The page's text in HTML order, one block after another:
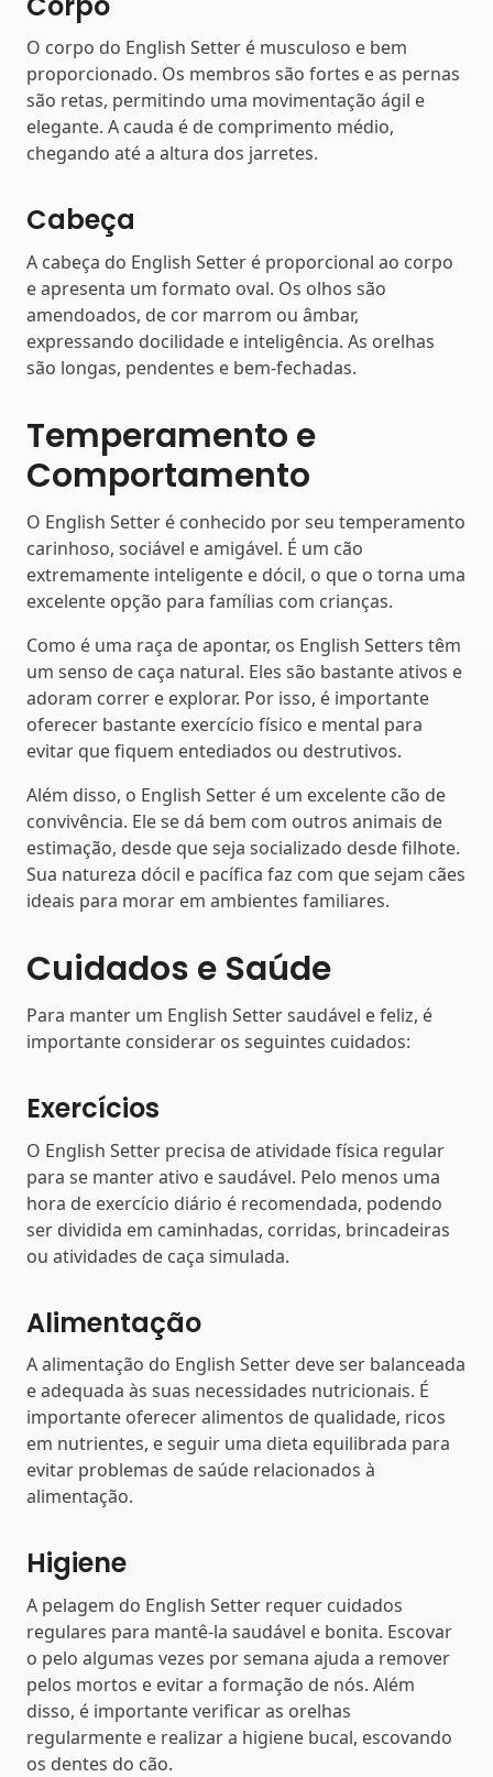
O corpo do English Setter é musculoso e bem
proporcionado. Os membros são fortes e as pernas
são retas, permitindo uma movimentação ágil e
elegante. A cauda é de comprimento médio,
chegando até a altura dos jarretes.
Cabeça
A cabeça do English Setter é proporcional ao corpo
e apresenta um formato oval. Os olhos são
amendoados, de cor marrom ou âmbar,
expressando docilidade e inteligência. As orelhas
são longas, pendentes e bem-fechadas.
Temperamento e
Comportamento
O English Setter é conhecido por seu temperamento
carinhoso, sociável e amigável. É um cão
extremamente inteligente e dócil, o que o torna uma
excelente opção para famílias com crianças.
Como é uma raça de apontar, os English Setters têm
um senso de caça natural. Eles são bastante ativos e
adoram correr e explorar. Por isso, é importante
oferecer bastante exercício físico e mental para
evitar que fiquem entediados ou destrutivos.
Além disso, o English Setter é um excelente cão de
convivência. Ele se dá bem com outros animais de
estimação, desde que seja socializado desde filhote.
Sua natureza dócil e pacífica faz com que sejam cães
ideais para morar em ambientes familiares.
Cuidados e Saúde
Para manter um English Setter saudável e feliz, é
importante considerar os seguintes cuidados:
Exercícios
O English Setter precisa de atividade física regular
para se manter ativo e saudável. Pelo menos uma
hora de exercício diário é recomendada, podendo
ser dividida em caminhadas, corridas, brincadeiras
ou atividades de caça simulada.
Alimentação
A alimentação do English Setter deve ser balanceada
e adequada às suas necessidades nutricionais. É
importante oferecer alimentos de qualidade, ricos
em nutrientes, e seguir uma dieta equilibrada para
evitar problemas de saúde relacionados à
alimentação.
Higiene
A pelagem do English Setter requer cuidados
regulares para mantê-la saudável e bonita. Escovar
o pelo algumas vezes por semana ajuda a remover
pelos mortos e evitar a formação de nós. Além
disso, é importante verificar as orelhas
regularmente e realizar a higiene bucal, escovando
os dentes do cão.